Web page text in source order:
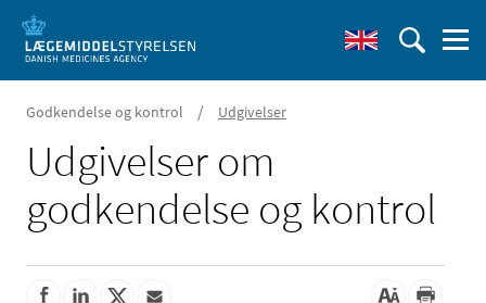
Godkendelse og kontrol / Udgivelser
Udgivelser om
godkendelse og kontrol